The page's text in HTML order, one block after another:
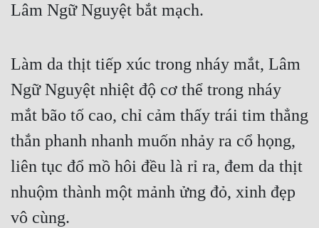
Lâm Ngữ Nguyệt bắt mạch.
Làm da thịt tiếp xúc trong nháy mắt, Lâm
Ngữ Nguyệt nhiệt độ cơ thể trong nháy
mắt bão tố cao, chỉ cảm thấy trái tim thẳng
thắn phanh nhanh muốn nhảy ra cổ họng,
liên tục đổ mồ hôi đều là rỉ ra, đem da thịt
nhuộm thành một mảnh ửng đỏ, xinh đẹp
vô cùng.